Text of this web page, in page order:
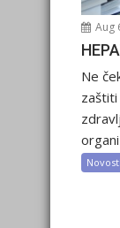
Aug
Ne
Novosti